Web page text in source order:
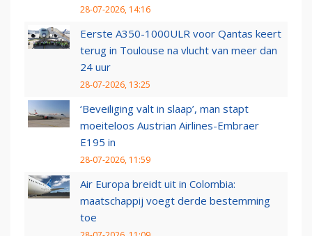
28-07-2026, 14:16
Eerste A350-1000ULR voor Qantas keert
terug in Toulouse na vlucht van meer dan
24 uur
28-07-2026, 13:25
‘Beveiliging valt in slaap’, man stapt
moeiteloos Austrian Airlines-Embraer
E195 in
28-07-2026, 11:59
Air Europa breidt uit in Colombia:
maatschappij voegt derde bestemming
toe